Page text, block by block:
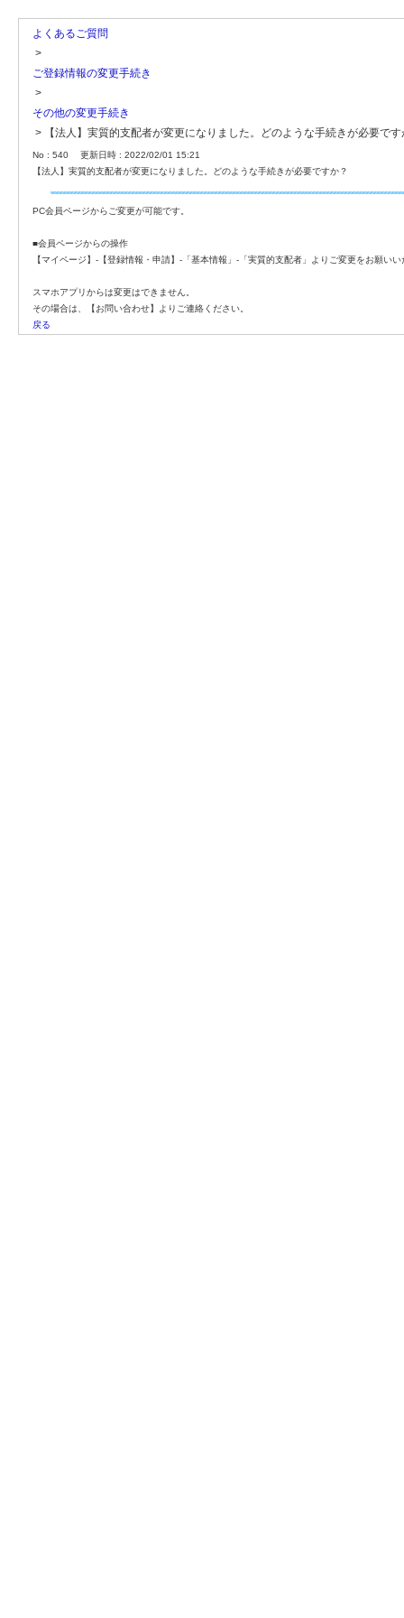
よくあるご質問
>
ご登録情報の変更手続き
>
その他の変更手続き
>
【法人】実質的支配者が変更になりました。どのような手続きが必要です
No : 540
更新日時 : 2022/02/01 15:21
【法人】実質的支配者が変更になりました。どのような手続きが必要ですか？
PC会員ページからご変更が可能です。
■会員ページからの操作
【マイページ】-【登録情報・申請】-「基本情報」-「実質的支配者」よりご変更をお願い
スマホアプリからは変更はできません。
その場合は、【お問い合わせ】よりご連絡ください。
戻る